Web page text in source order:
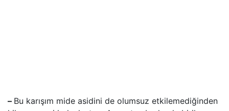
– Bu karışım mide asidini de olumsuz etkilemediğinden